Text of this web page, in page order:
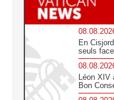
En
seuls
Léon XIV
Bon